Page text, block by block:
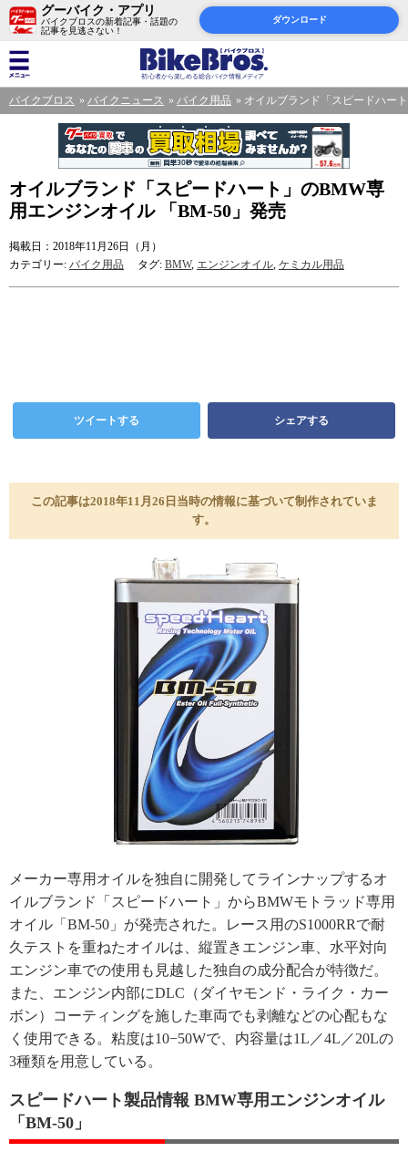
グーバイク・アプリ
バイクブロスの新着記事・話題の
記事を見逃さない！
ダウンロード
バイクブロス バイクニュース バイク用品 オイルブランド「スピードハー
オイルブランド「スピードハート」のBMW専
用エンジンオイル 「BM-50」発売
掲載日：2018年11月26日（月）
カテゴリー: バイク用品 タグ: BMW, エンジンオイル, ケミカル用品
ツイートする シェアする
この記事は2018年11月26日当時の情報に基づいて制作されていま
す。
メーカー専用オイルを独自に開発してラインナップするオ
イルブランド「スピードハート」からBMWモトラッド専用
オイル「BM-50」が発売された。レース用のS1000RRで耐
久テストを重ねたオイルは、縦置きエンジン車、水平対向
エンジン車での使用も見越した独自の成分配合が特徴だ。
また、エンジン内部にDLC（ダイヤモンド・ライク・カー
ボン）コーティングを施した車両でも剥離などの心配もな
く使用できる。粘度は10−50Wで、内容量は1L／4L／20Lの
3種類を用意している。
スピードハート製品情報 BMW専用エンジンオイル
「BM-50」